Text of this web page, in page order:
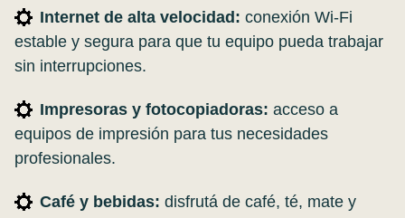
Internet de alta velocidad: conexión Wi-Fi
estable y segura para que tu equipo pueda trabajar
sin interrupciones.
Impresoras y fotocopiadoras: acceso a
equipos de impresión para tus necesidades
profesionales.
Café y bebidas: disfrutá de café, té, mate y